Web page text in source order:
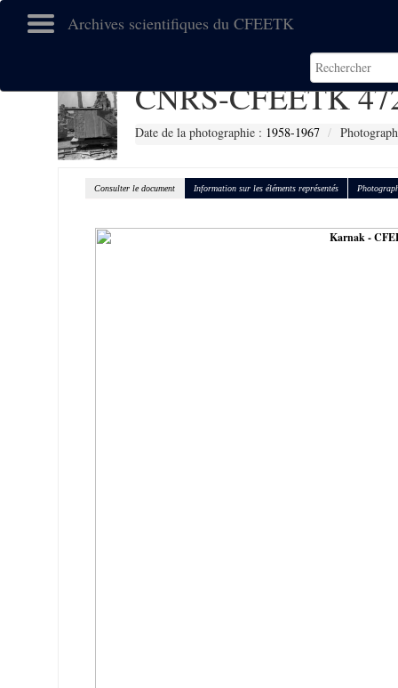
Archives scientifiques du CFEETK
CNRS-CFEETK
Date de la photographie : 1958-1967
Consulter le document Information sur les éléments représentés